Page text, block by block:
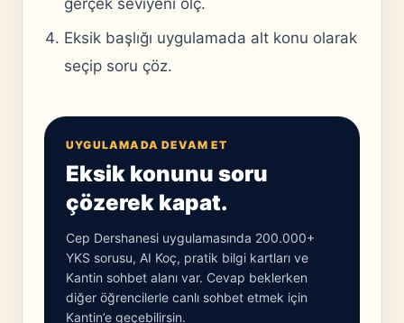
gerçek seviyeni ölç.
Eksik başlığı uygulamada alt konu olarak
seçip soru çöz.
UYGULAMADA DEVAM ET
Eksik konunu soru
çözerek kapat.
Cep Dershanesi uygulamasında 200.000+
YKS sorusu, AI Koç, pratik bilgi kartları ve
Kantin sohbet alanı var. Cevap beklerken
diğer öğrencilerle canlı sohbet etmek için
Kantin’e geçebilirsin.